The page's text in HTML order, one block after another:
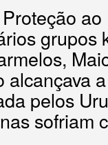
grupos
alcançava
pelos
sofriam